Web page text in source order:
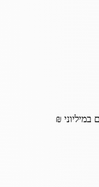
במיליוני ₪